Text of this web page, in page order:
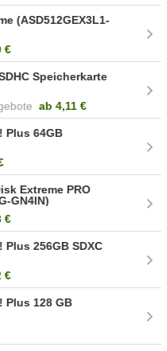
(ASD512GEX3L1-
€
Speicherkarte
ab4,11 €
Plus 64GB
Extreme PRO
GN4IN)
€
256GB SDXC
€
Plus 128 GB